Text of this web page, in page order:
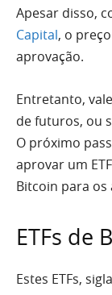
Apesar disso,
Capital, o
aprovação.
Entretanto,
de futuros, ou
O próximo
aprovar um
Bitcoin para os
ETFs de
Estes ETFs,